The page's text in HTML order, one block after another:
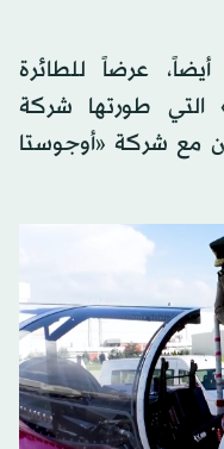
عرضاً للطائرة
التركية «تي - 129» التي طورتها شركة
مع شركة «أوجوستا